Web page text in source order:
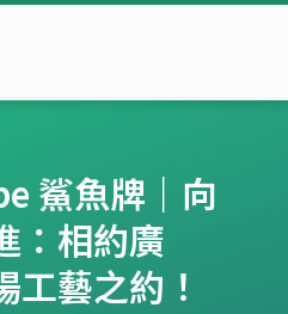
鯊魚牌｜向
：相約廣
工藝之約！